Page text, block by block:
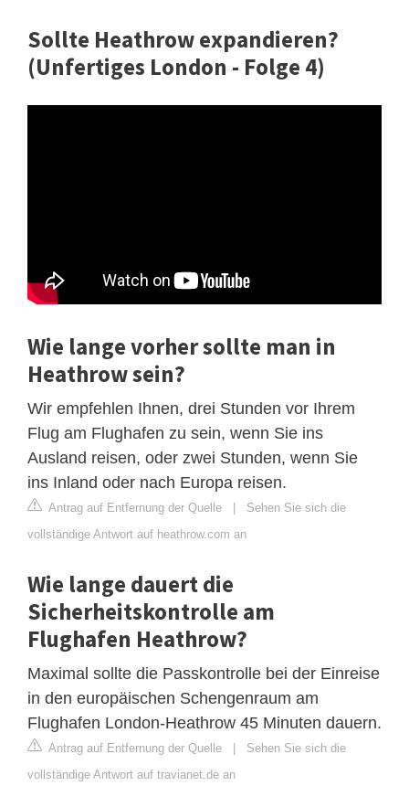
Sollte Heathrow expandieren?
(Unfertiges London - Folge 4)
Wie lange vorher sollte man in
Heathrow sein?
Wir empfehlen Ihnen, drei Stunden vor Ihrem
Flug am Flughafen zu sein, wenn Sie ins
Ausland reisen, oder zwei Stunden, wenn Sie
ins Inland oder nach Europa reisen.
Antrag auf Entfernung der Quelle | Sehen Sie sich die
vollständige Antwort auf heathrow.com an
Wie lange dauert die
Sicherheitskontrolle am
Flughafen Heathrow?
Maximal sollte die Passkontrolle bei der Einreise
in den europäischen Schengenraum am
Flughafen London-Heathrow 45 Minuten dauern.
Antrag auf Entfernung der Quelle | Sehen Sie sich die
vollständige Antwort auf travianet.de an